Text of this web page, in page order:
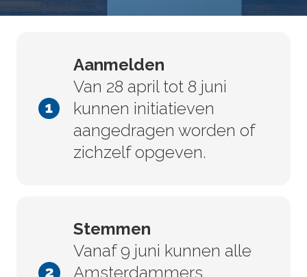
Aanmelden
Van 28 april tot 8 juni
kunnen initiatieven
aangedragen worden of
zichzelf opgeven.
Stemmen
Vanaf 9 juni kunnen alle
Amsterdammers